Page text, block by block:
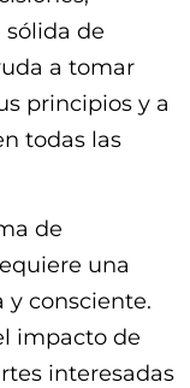
de
a tomar
principios y a
todas las
de
una
y consciente.
impacto de
interesadas